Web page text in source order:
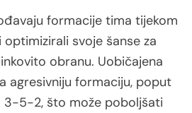
formacije tima tijekom
svoje šanse za
obranu. Uobičajena
agresivniju formaciju, poput
5-2, što može poboljšati